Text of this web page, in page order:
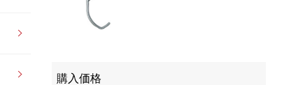
購入価格